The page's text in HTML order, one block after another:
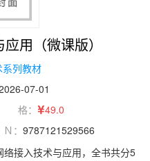
网设备相关工作，为行业贡
养，让学生具备良好职业道
用（微课版）
列教材
07-01
：
49.0
： 9787121529566
接入技术与应用，全书共分5